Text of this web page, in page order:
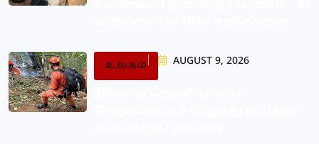
உலகம் AUGUST 9, 2026